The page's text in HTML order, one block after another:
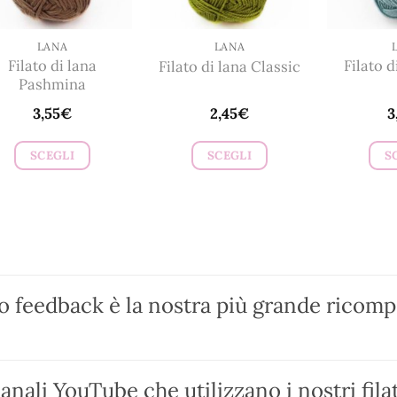
scelte
nella
pagina
del
prodotto
scelte
nella
pagina
prodotto
LANA
Filato di lana
Pashmina
3,55€
SCEGLI
Le
opzioni
scelte
LANA
Filato di lana Classic
2,45€
SCEGLI
Le
opzioni
scelte
Filato
feedback è la nostra più grande
YouTube che utilizzano i nostri